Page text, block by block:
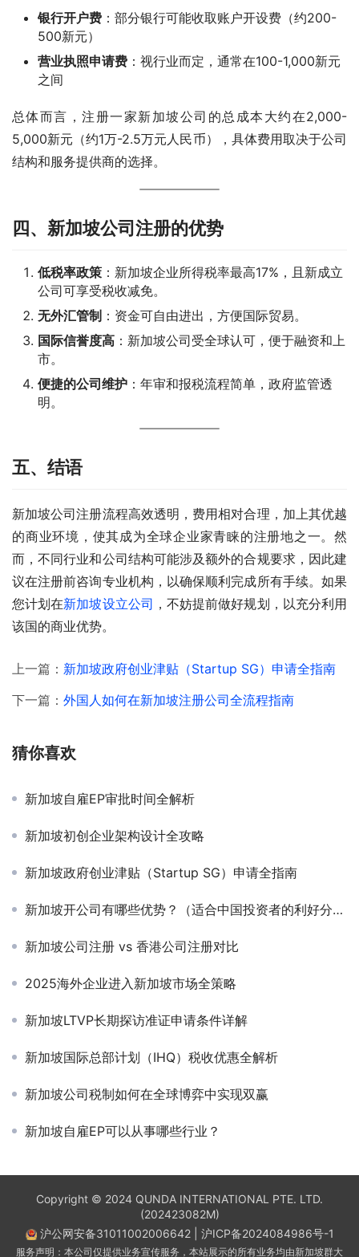
银行开户费 ：部分银行可能收取账户开设费（约200-
500新元）
营业执照申请费 ：视行业而定，通常在100-1,000新元
之间
总体而言，注册一家新加坡公司的总成本大约在2,000-
5,000新元（约1万-2.5万元人民币），具体费用取决于公司
结构和服务提供商的选择。
四、新加坡公司注册的优势
低税率政策 ：新加坡企业所得税率最高17%，且新成立
公司可享受税收减免。
无外汇管制 ：资金可自由进出，方便国际贸易。
国际信誉度高 ：新加坡公司受全球认可，便于融资和上
市。
便捷的公司维护 ：年审和报税流程简单，政府监管透
明。
五、结语
新加坡公司注册流程高效透明，费用相对合理，加上其优越
的商业环境，使其成为全球企业家青睐的注册地之一。然
而，不同行业和公司结构可能涉及额外的合规要求，因此建
议在注册前咨询专业机构，以确保顺利完成所有手续。如果
您计划在新加坡设立公司 ，不妨提前做好规划，以充分利用
该国的商业优势。
上一篇： 新加坡政府创业津贴（Startup SG）申请全指南
下一篇： 外国人如何在新加坡注册公司全流程指南
猜你喜欢
新加坡自雇EP审批时间全解析
新加坡初创企业架构设计全攻略
新加坡政府创业津贴（Startup SG）申请全指南
新加坡开公司有哪些优势？（适合中国投资者的利好分析）
新加坡公司注册 vs 香港公司注册对比
2025海外企业进入新加坡市场全策略
新加坡LTVP长期探访准证申请条件详解
新加坡国际总部计划（IHQ）税收优惠全解析
新加坡公司税制如何在全球博弈中实现双赢
新加坡自雇EP可以从事哪些行业？
Copyright © 2024 QUNDA INTERNATIONAL PTE. LTD.
(202423082M)
沪公网安备31011002006642| 沪ICP备2024084986号-1
服务声明：本公司仅提供业务宣传服务，本站展示的所有业务均由新加坡群大